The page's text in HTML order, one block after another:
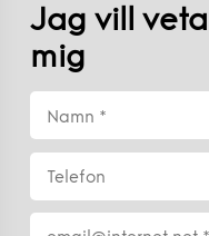
Jag vill
mig